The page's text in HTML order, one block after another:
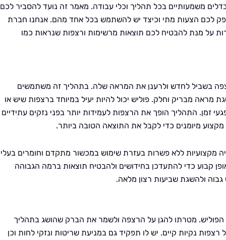
משמעותיים בכל תהליך וכלי עבודה. מאמר זה נועד להסביר לכם
לכם הצעות מתי וכיצד יש להשתמש בכל אחד מהם. אנחנו חברת
על מנת להבטיח לכם תוצאות מרשימות ורצפות שנראות כמו
בשביל לחדש ולרענן את המראה שלה. בתהליך זה משתמשים
מבריק וחלק. פוליש יכול להיות יעיל במיוחד ברצפות שיש או
זמן. התהליך הופך את הרצפות לעמידות יותר בפני נזקים עתידיים
מיומנים כדי לקבל את התוצאה הטובה ביותר.
מקצועיות ללא פשרות בעזרת שימוש במכשור מתקדם וחומרים בעלי
קבוע כדי להתעדכן בחידושים ולהבטיח תוצאות ברמה הגבוהה
ולהשגת שביעות רצון מלאה.
מטרתו להגן על הרצפה ולשמר את הברק שהושג בתהליך
רצפות נקיות קיים. יש לו תפקיד גם במניעת שריטות ונזקי לחות וכן